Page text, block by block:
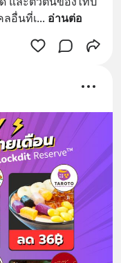
ลอื่นที่เ... อ่านต่อ